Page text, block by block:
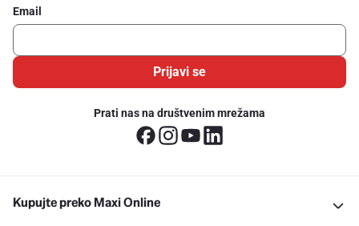
Email
Prijavi se
Prati nas na društvenim mrežama
Kupujte preko Maxi Online